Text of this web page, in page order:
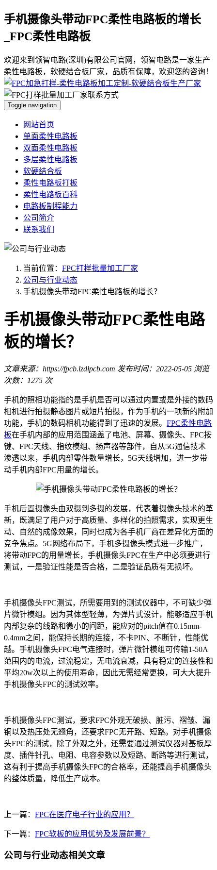
手机摄像头带动FPC柔性电路板的增长
_FPC柔性电路板
欢迎来到领智电路(深圳)有限公司官网，领智电路是一家生产
柔性电路板，软硬结合板厂家，品质有保障，欢迎您的咨询！
Toggle navigation
网站首页
单面柔性电路板
双面柔性电路板
多层柔性电路板
软硬结合板
柔性电路板打板
柔性电路板百科
电路板制程能力
公司简介
联系我们
当前位置： FPC打样批量加工厂家
公司与行业动态
手机摄像头带动FPC柔性电路板的增长？
手机摄像头带动FPC柔性电路
板的增长？
文章来源：https://fpcb.lzdlpcb.com 发布时间：2022-05-05 浏览
次数：1275 次
手机的照相功能指的是手机是否可以通过内置或是外接的数码
相机进行拍摄静态图片或短片拍摄，作为手机的一项新的附加
功能，手机的数码相机功能得到了迅速的发展。 FPC柔性电路
板在手机内部的应用范围涵盖了电池、屏幕、摄像头、FPC按
键、FPC天线、指纹模组、扬声器等部件，自从5G通信技术
渗透以来，手机内部零件数量增长，5G天线增加，进一步带
动手机内部FPC用量的增长。
手机后置摄像头由双摄到多摄的发展，代表着摄像头技术的革
新，既满足了用户对于高质量、多样化的拍照需求，实现更生
动、自然的成像效果，同时也成为各手机厂商在差异化方面的
竞争焦点。5G网络布局下，手机多摄像头模式进一步推广，
将带动FPC的用量增长，手机摄像头FPC在生产中必须要进行
测试，一是验证性能是否合格，二是验证品质有无损坏。
手机摄像头FPC测试，所需要用到的测试仪器中，不可缺少弹
片微针模组。因为其体型轻薄，为弹片式设计，能够适应手机
内部复杂的线路和微小的间距，能应对的pitch值在0.15mm-
0.4mm之间，能保持长期的连接，不卡PIN、不断针，性能优
越。手机摄像头FPC电气连接时，弹片微针模组可传输1-50A
范围内的电流，过流稳定，无电流衰减，具有稳定的连接性和
平均20w次以上的使用寿命，因此无需经常更换，可大大提升
手机摄像头FPC的测试效率。
手机摄像头FPC测试，要求FPC外观无破损、脏污、褶皱、漏
铜以及热压处无翘角，还要求FPC无开路、短路。对手机摄像
头FPC的测试，除了外观之外，还需要通过测试仪器对基板厚
度、插件针孔、电阻、电容参数以及短路、断路等进行测试，
这有利于提高手机摄像头FPC的合格率，还能提高手机摄像头
的整体质量，降低生产成本。
上一篇： FPC在医疗电子行业的应用？
下一篇： FPC软板的应用优势及发展前景？
公司与行业动态相关文章